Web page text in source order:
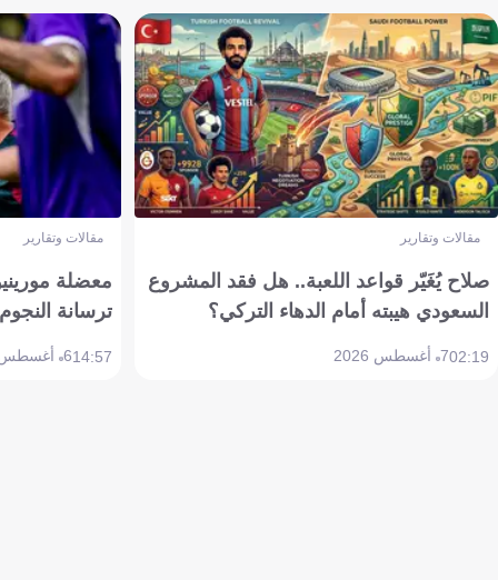
مقالات وتقارير
صلاح يُغَيّر قواعد اللعبة.. هل فقد المشروع
السعودي هيبته أمام الدهاء التركي؟
02:197 أغسطس 2026
مقالات وتقارير
معضلة
ترسانة
14:576 أغسطس 2026